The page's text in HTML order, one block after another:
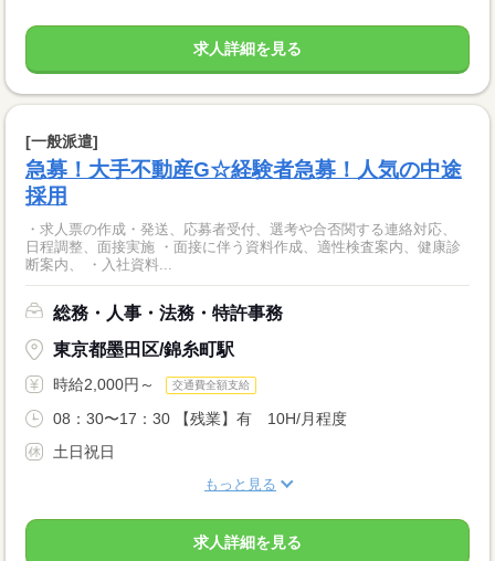
求人詳細を見る
[一般派遣]
急募！大手不動産G☆経験者急募！人気の中途
採用
・求人票の作成・発送、応募者受付、選考や合否関する連絡対応、
日程調整、面接実施 ・面接に伴う資料作成、適性検査案内、健康診
断案内、 ・入社資料...
総務・人事・法務・特許事務
東京都墨田区/錦糸町駅
時給2,000円～ 交通費全額支給
08：30〜17：30 【残業】有 10H/月程度
土日祝日
もっと見る
求人詳細を見る